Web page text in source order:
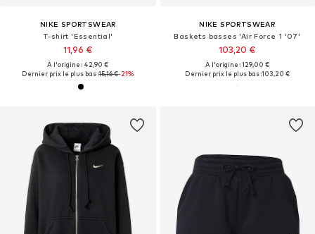
NIKE SPORTSWEAR
T-shirt 'Essential'
11,96 €
À l'origine : 42,90 €
Dernier prix le plus bas :15,16 €-21%
NIKE SPORTSWEAR
Baskets basses 'Air Force 1 '07'
103,20 €
À l'origine : 129,00 €
Dernier prix le plus bas :103,20 €